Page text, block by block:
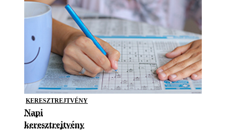
KERESZTREJTVÉNY
Napi
keresztrejtvény